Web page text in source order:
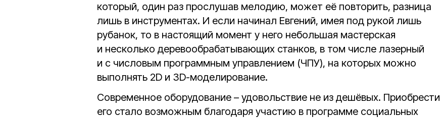
который, один раз прослушав мелодию, может её повторить, разница
лишь в инструментах. И если начинал Евгений, имея под рукой лишь
рубанок, то в настоящий момент у него небольшая мастерская
и несколько деревообрабатывающих станков, в том числе лазерный
и с числовым программным управлением (ЧПУ), на которых можно
выполнять 2D и 3D-моделирование.
Современное оборудование – удовольствие не из дешёвых. Приобрести
его стало возможным благодаря участию в программе социальных